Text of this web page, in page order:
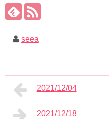
seea
2021/12/04
2021/12/18